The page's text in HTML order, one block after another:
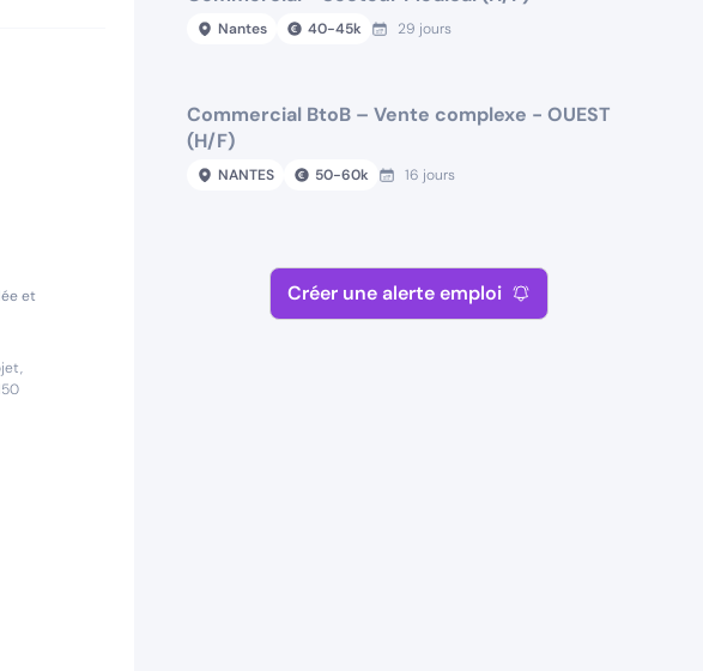
et
Nantes 40-45k 29 jours
Commercial BtoB – Vente complexe - OUEST
(H/F)
NANTES 50-60k 16 jours
Créer une alerte emploi